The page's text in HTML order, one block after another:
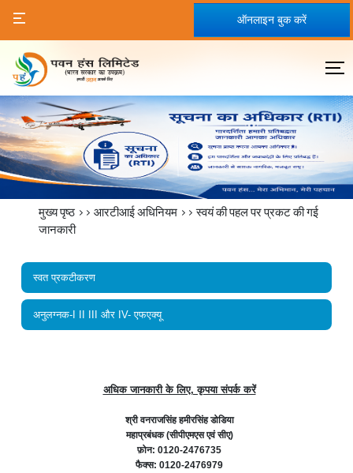
ऑनलाइन बुक करें
मुख्य पृष्ठ >>आरटीआई अधिनियम >>स्वयं की पहल पर प्रकट की गई
जानकारी
स्वत प्रकटीकरण
अनुलग्नक-I II III और IV- एफएक्यू
अधिक जानकारी के लिए, कृपया संपर्क करें
श्री वनराजसिंह हमीरसिंह डोडिया
महाप्रबंधक (सीपीएमएस एवं सीए)
फ़ोन: 0120-2476735
फैक्स: 0120-2476979